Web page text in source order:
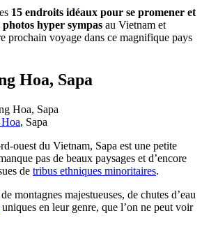
15 endroits idéaux pour se promener et
hyper sympas au Vietnam et
prochain voyage dans ce magnifique pays
Hoa, Sapa
, Sapa
ouest du Vietnam, Sapa est une petite
pas de beaux paysages et d’encore
de tribus ethniques minoritaires.
montagnes majestueuses, de chutes d’eau
uniques en leur genre, que l’on ne peut voir